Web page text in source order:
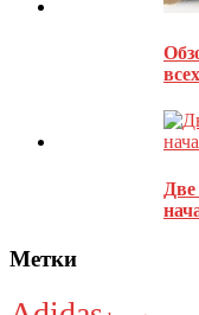
Метки